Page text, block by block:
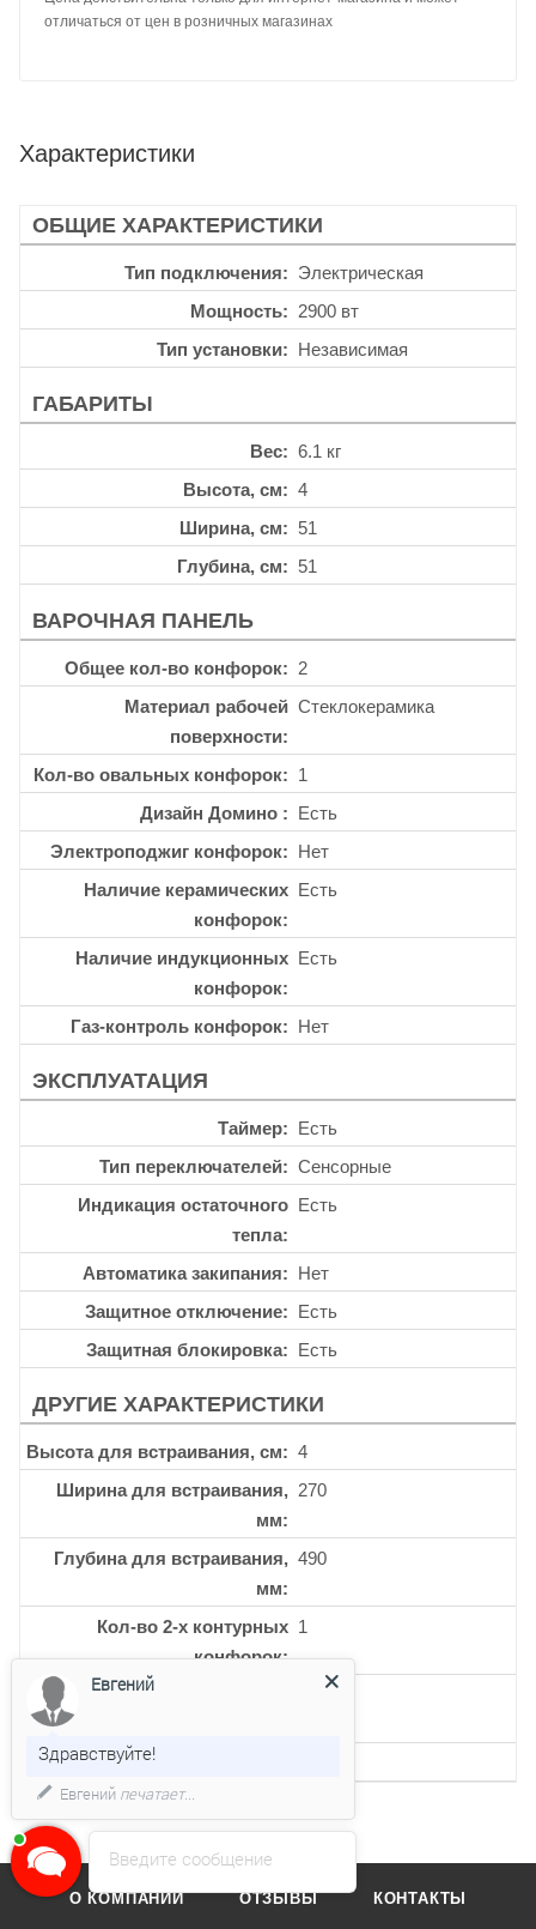
отличаться от цен в розничных магазинах
Характеристики
ОБЩИЕ ХАРАКТЕРИСТИКИ
Тип подключения
Электрическая
Мощность
2900 вт
Тип установки
Независимая
ГАБАРИТЫ
Вес
6.1 кг
Высота, см
4
Ширина, см
51
Глубина, см
51
ВАРОЧНАЯ ПАНЕЛЬ
Общее кол-во конфорок
2
Материал рабочей
поверхности
Стеклокерамика
Кол-во овальных конфорок
1
Дизайн Домино
Есть
Электроподжиг конфорок
Нет
Наличие керамических
конфорок
Есть
Наличие индукционных
конфорок
Есть
Газ-контроль конфорок Нет
ЭКСПЛУАТАЦИЯ
Таймер
Есть
Тип переключателей
Сенсорные
Индикация остаточного
тепла
Есть
Автоматика закипания
Нет
Защитное отключение
Есть
Защитная блокировка
Есть
ДРУГИЕ ХАРАКТЕРИСТИКИ
Высота для встраивания, см
4
Ширина для встраивания,
мм
270
Глубина для встраивания,
мм
490
Кол-во 2-х контурных
конфорок
1
Кол-во керамических
Кол-во уровней мощности
О КОМПАНИИ ОТЗЫВЫ КОНТАКТЫ
Введите сообщение
Евгений
Здравствуйте!
Евгенийпечатает...